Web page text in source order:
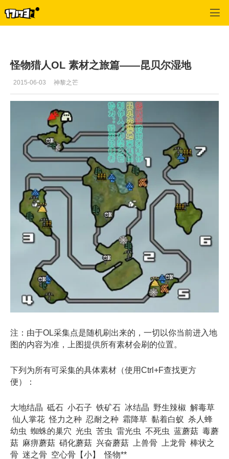
怪物猎人OL 素材之旅篇——昆贝尔湿地
2015-06-03 神黎之芒
注：由于OL采集点是随机刷出来的，一切以你当前进入地
图的内容为准，上图提供所有素材会刷的位置。
下列为所有可采集的具体素材（使用Ctrl+F查找更方
便）：
大地结晶 砥石 小石子 铁矿石 冰结晶 野生辣椒 解毒草
仙人掌花 怪力之种 忍耐之种 霜降草 黏着白蚁 杀人蜂
幼虫 蜘蛛的巢穴 光虫 苦虫 雷光虫 不死虫 蓝蘑菇 毒蘑
菇 麻痹蘑菇 硝化蘑菇 兴奋蘑菇 上兽骨 上龙骨 棒状之
骨 迷之骨 空心骨【小】 怪物**